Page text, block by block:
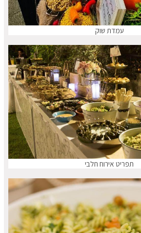
עמדת שוק
תפריט אירוח חלבי